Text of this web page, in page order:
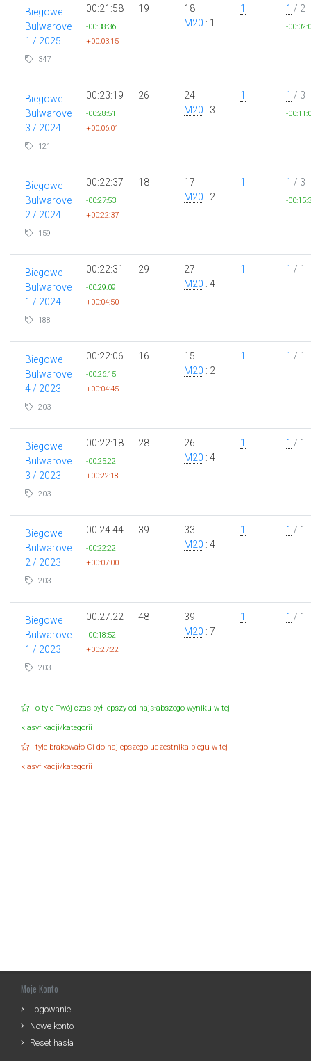
Biegowe
Bulwarove
1 / 2025
347
00:21:58
-00:38:36
+00:03:15
19
18
M20 : 1
1 1 / 2
-
Biegowe
Bulwarove
3 / 2024
121
00:23:19
-00:28:51
+00:06:01
26
24
M20 : 3
1 1 / 3
-
Biegowe
Bulwarove
2 / 2024
159
00:22:37
-00:27:53
+00:22:37
18
17
M20 : 2
1 1 / 3
-
Biegowe
Bulwarove
1 / 2024
188
00:22:31
-00:29:09
+00:04:50
29
27
M20 : 4
1 1 / 1
Biegowe
Bulwarove
4 / 2023
203
00:22:06
-00:26:15
+00:04:45
16
15
M20 : 2
1 1 / 1
Biegowe
Bulwarove
3 / 2023
203
00:22:18
-00:25:22
+00:22:18
28
26
M20 : 4
1 1 / 1
Biegowe
Bulwarove
2 / 2023
203
00:24:44
-00:22:22
+00:07:00
39
33
M20 : 4
1 1 / 1
Biegowe
Bulwarove
1 / 2023
203
00:27:22
-00:18:52
+00:27:22
48
39
M20 : 7
1 1 / 1
o tyle Twój czas był lepszy od najsłabszego wyniku w tej
klasyfikacji/kategorii
tyle brakowało Ci do najlepszego uczestnika biegu w tej
klasyfikacji/kategorii
Moje Konto
Logowanie
Nowe konto
Reset hasła